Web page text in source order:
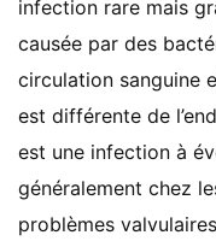
infection rare mais
causée par des
circulation sanguine
est différente de
est une infection à
généralement chez
problèmes